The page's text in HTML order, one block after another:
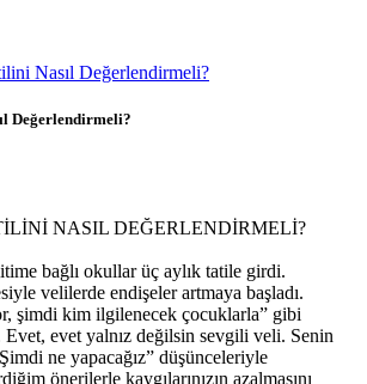
Nasıl Değerlendirmeli?
Değerlendirmeli?
NASIL DEĞERLENDİRMELİ?
bağlı okullar üç aylık tatile girdi.
velilerde endişeler artmaya başladı.
şimdi kim ilgilenecek çocuklarla” gibi
Evet, evet yalnız değilsin sevgili veli. Senin
ne yapacağız” düşünceleriyle
önerilerle kaygılarınızın azalmasını